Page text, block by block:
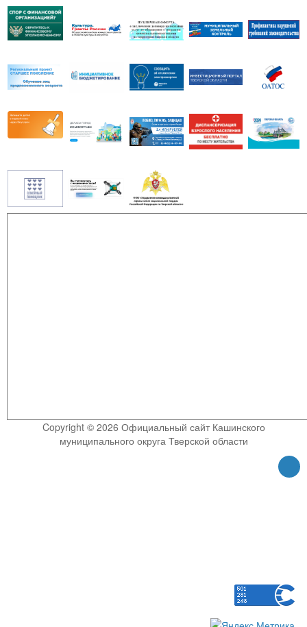
Copyright © 2026 Официальный сайт Кашинского
муниципального округа Тверской области